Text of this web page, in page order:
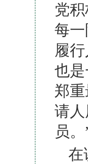
党
每
履
也
郑
请
员。
在